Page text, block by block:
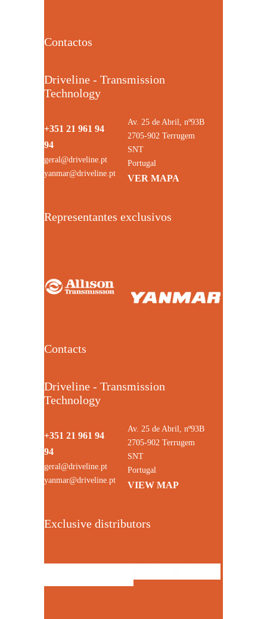
Contactos
Driveline - Transmission
Technology
+351 21 961 94
94
geral@driveline.pt
yanmar@driveline.pt
Av. 25 de Abril, nº93B
2705-902 Terrugem
SNT
Portugal
VER MAPA
Representantes exclusivos
Contacts
Driveline - Transmission
Technology
+351 21 961 94
94
geral@driveline.pt
yanmar@driveline.pt
Av. 25 de Abril, nº93B
2705-902 Terrugem
SNT
Portugal
VIEW MAP
Exclusive distributors